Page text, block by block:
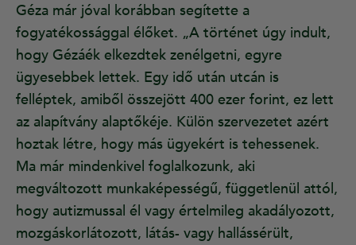
Géza már jóval korábban segítette a
fogyatékossággal élőket. „A történet úgy indult,
hogy Gézáék elkezdtek zenélgetni, egyre
ügyesebbek lettek. Egy idő után utcán is
felléptek, amiből összejött 400 ezer forint, ez lett
az alapítvány alaptőkéje. Külön szervezetet azért
hoztak létre, hogy más ügyekért is tehessenek.
Ma már mindenkivel foglalkozunk, aki
megváltozott munkaképességű, függetlenül attól,
hogy autizmussal él vagy értelmileg akadályozott,
mozgáskorlátozott, látás- vagy hallássérült,